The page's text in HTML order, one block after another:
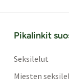
Pikalinkit
Seksilelut
Miesten